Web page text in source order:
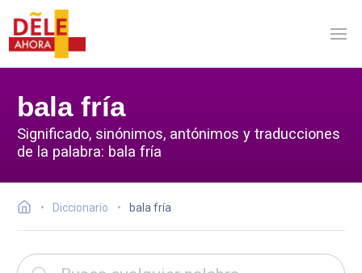
bala fría
Significado, sinónimos, antónimos y traducciones
de la palabra: bala fría
Diccionario bala fría